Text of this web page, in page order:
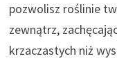
pozwolisz roślinie
zewnątrz,
krzaczastych niż